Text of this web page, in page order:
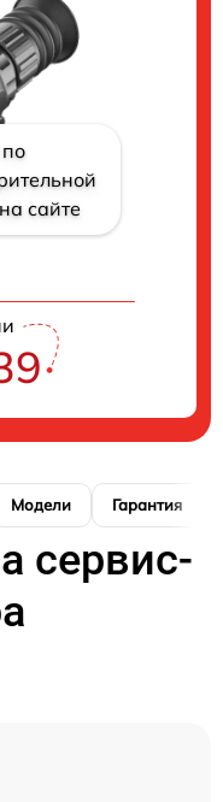
сайте
Модели Гарантия
сервис-